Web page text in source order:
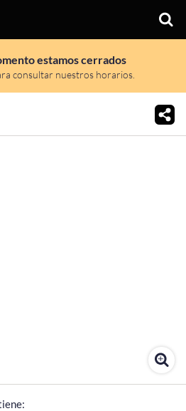
estamos cerrados
consultar nuestros horarios.